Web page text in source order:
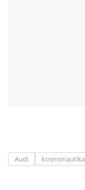
Audi kosmonautika